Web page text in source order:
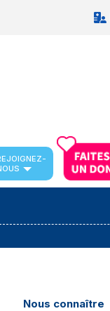
Nous connaître